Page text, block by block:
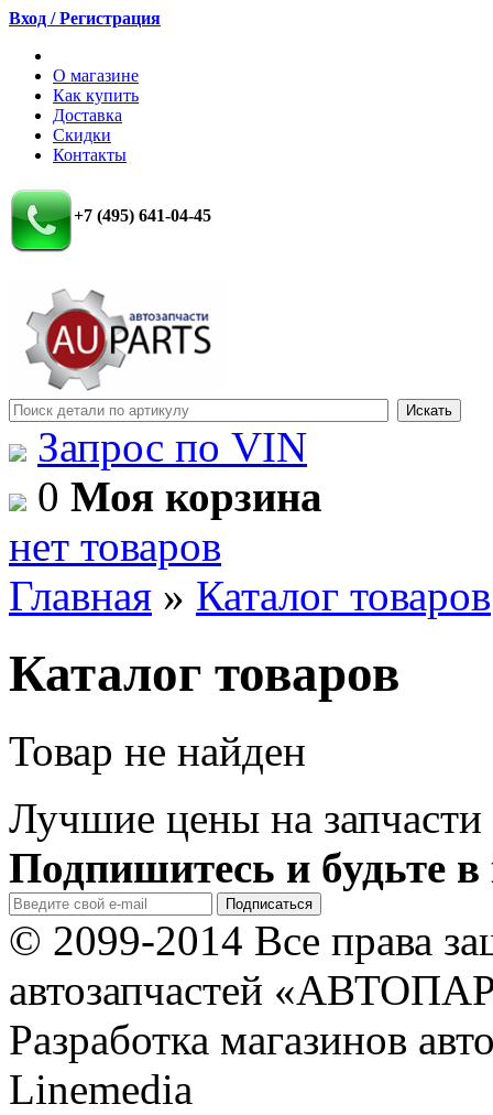
Вход / Регистрация
О магазине
Как купить
Доставка
Скидки
Контакты
+7 (495) 641-04-45
Запрос по VIN
0 Моя корзина
нет товаров
Главная » Каталог товаров
Каталог товаров
Товар не найден
Лучшие цены на запчасти
Подпишитесь и будьте в
© 2099-2014 Все права
автозапчастей
Разработка магазинов
Linemedia